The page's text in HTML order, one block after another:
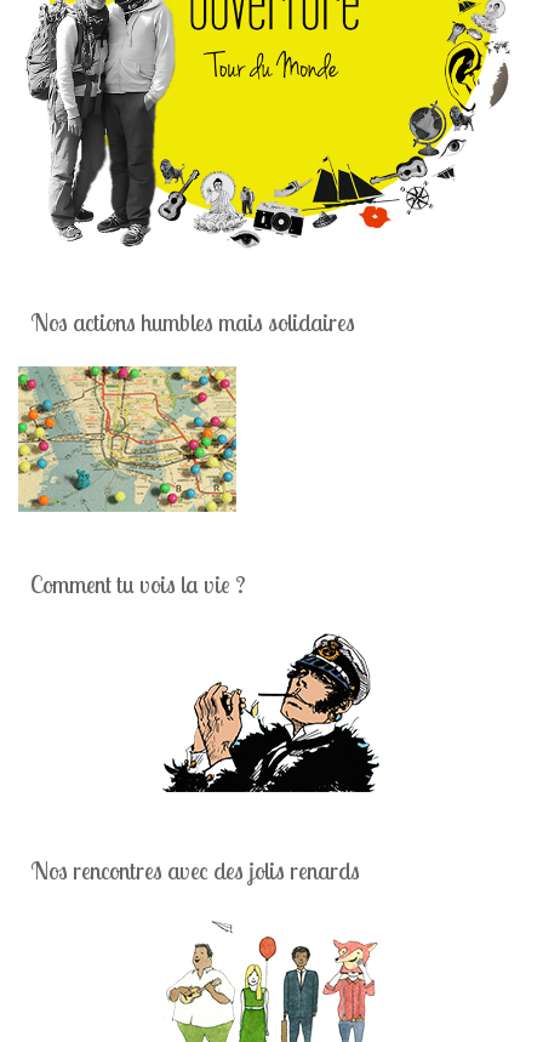
Nos actions humbles mais solidaires
Comment tu vois la vie ?
Nos rencontres avec des jolis renards